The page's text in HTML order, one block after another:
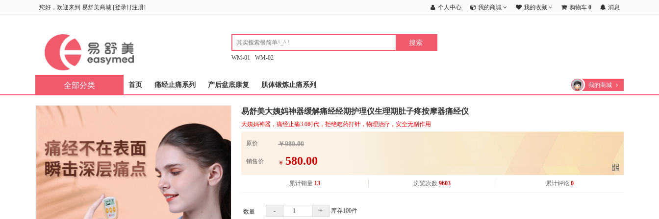
您好，欢迎来到 易舒美商城 [登录] [注册] 个人中心 我的商城 我的收藏 购物车 0 消息
WM-01 WM-02
首页 痛经止痛系列 产后盆底康复 肌体锻炼止痛系列 我的商城
全部分类
易舒美大姨妈神器缓解痛经经期护理仪生理期肚子疼按摩器痛经仪
大姨妈神器，痛经止痛3.0时代，拒绝吃药打针，物理治疗，安全无副作用
原价 ￥980.00
销售价 ￥ 580.00
累计销量 13 浏览次数 9603 累计评论 0
数量 - + 库存100件